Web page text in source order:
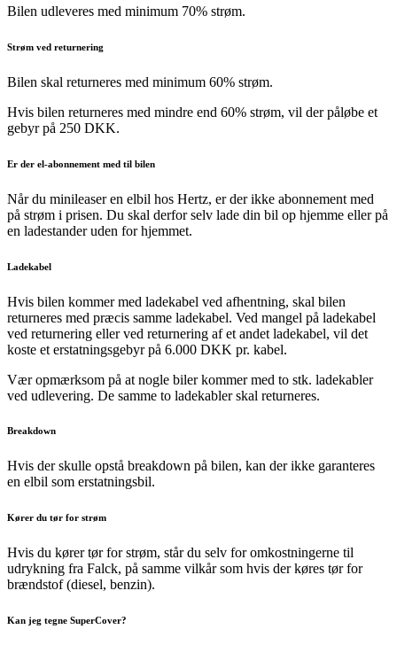
Bilen udleveres med minimum 70% strøm.
Strøm ved returnering
Bilen skal returneres med minimum 60% strøm.
Hvis bilen returneres med mindre end 60% strøm, vil der påløbe et
gebyr på 250 DKK.
Er der el-abonnement med til bilen
Når du minileaser en elbil hos Hertz, er der ikke abonnement med
på strøm i prisen. Du skal derfor selv lade din bil op hjemme eller på
en ladestander uden for hjemmet.
Ladekabel
Hvis bilen kommer med ladekabel ved afhentning, skal bilen
returneres med præcis samme ladekabel. Ved mangel på ladekabel
ved returnering eller ved returnering af et andet ladekabel, vil det
koste et erstatningsgebyr på 6.000 DKK pr. kabel.
Vær opmærksom på at nogle biler kommer med to stk. ladekabler
ved udlevering. De samme to ladekabler skal returneres.
Breakdown
Hvis der skulle opstå breakdown på bilen, kan der ikke garanteres
en elbil som erstatningsbil.
Kører du tør for strøm
Hvis du kører tør for strøm, står du selv for omkostningerne til
udrykning fra Falck, på samme vilkår som hvis der køres tør for
brændstof (diesel, benzin).
Kan jeg tegne SuperCover?